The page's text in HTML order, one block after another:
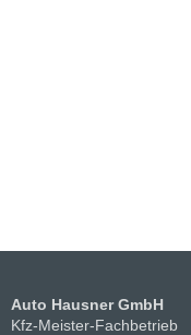
Auto Hausner GmbH
Kfz-Meister-Fachbetrieb